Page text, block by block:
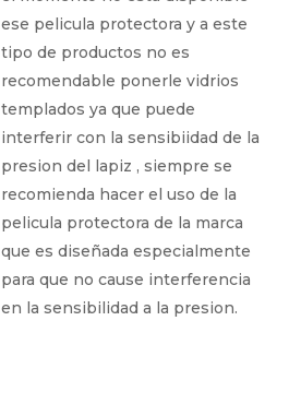
ese pelicula protectora y a este
tipo de productos no es
recomendable ponerle vidrios
templados ya que puede
interferir con la sensibiidad de la
presion del lapiz , siempre se
recomienda hacer el uso de la
pelicula protectora de la marca
que es diseñada especialmente
para que no cause interferencia
en la sensibilidad a la presion.